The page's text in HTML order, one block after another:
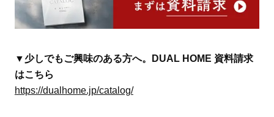
▼少しでもご興味のある方へ。DUAL HOME 資料請求
はこちら
https://dualhome.jp/catalog/